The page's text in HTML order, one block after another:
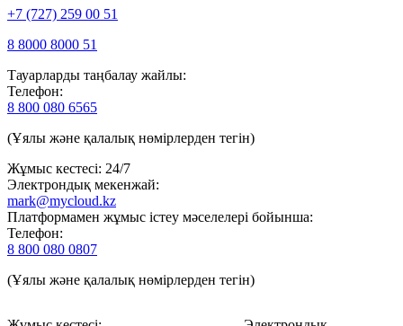
+7 (727) 259 00 51
8 8000 8000 51
Тауарларды таңбалау жайлы:
Телефон:
8 800 080 6565
(Ұялы және қалалық нөмірлерден тегін)
Жұмыс кестесі: 24/7
Электрондық мекенжай:
mark@mycloud.kz
Платформамен жұмыс істеу мәселелері бойынша:
Телефон:
8 800 080 0807
(Ұялы және қалалық нөмірлерден тегін)